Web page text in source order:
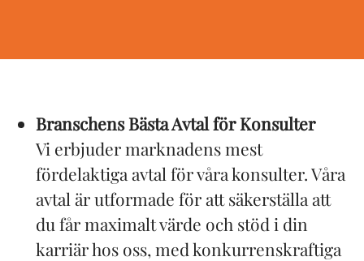
Branschens Bästa Avtal för Konsulter
Vi erbjuder marknadens mest
fördelaktiga avtal för våra konsulter. Våra
avtal är utformade för att säkerställa att
du får maximalt värde och stöd i din
karriär hos oss, med konkurrenskraftiga